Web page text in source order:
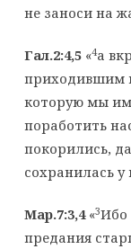
не заноси на
Гал.2:4,5«4а
приходившим
которую мы
поработить
покорились,
сохранилась у
Мар.7:3,4«3Ибо
предания